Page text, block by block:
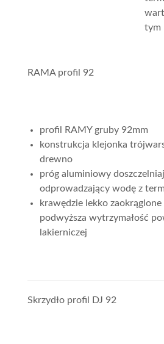
tym
RAMA profil 92
profil RAMY gruby 92mm
konstrukcja klejonka
drewno
próg aluminiowy
odprowadzający wodę z
krawędzie lekko zaokrąglone
podwyższa wytrzymałość
lakierniczej
Skrzydło profil DJ 92